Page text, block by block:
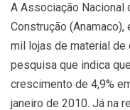
A Associação Nacional
Construção
mil lojas de material de
pesquisa que indica
crescimento de 4,9%
janeiro de 2010. Já na